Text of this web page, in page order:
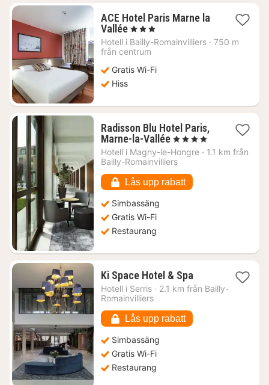
ACE Hotel Paris Marne la
Vallée1
natt
från
kr.
, 3 Stjärnor
Hotell i Bailly-Romainvilliers · 750 m
från centrum
Gratis Wi-Fi
Hiss
Radisson Blu Hotel Paris,
Marne-la-Vallée1
natt
från
kr.
, 4 Stjärnor
Hotell i Magny-le-Hongre · 1.1 km från
Bailly-Romainvilliers
Lås upp rabatt
Simbassäng
Gratis Wi-Fi
Restaurang
Ki Space Hotel & Spa1
natt
kr.
Hotell i Serris · 2.1 km från Bailly-
Romainvilliers
Lås upp rabatt
Simbassäng
Gratis Wi-Fi
Restaurang